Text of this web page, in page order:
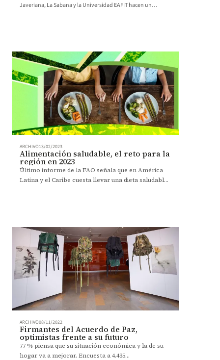
Javeriana, La Sabana y la Universidad EAFIT hacen un
ARCHIVO13/02/2023
Alimentación saludable, el reto para la
región en 2023
Último informe de la FAO señala que en América
Latina y el Caribe cuesta llevar una dieta saludable.
ARCHIVO08/11/2022
Firmantes del Acuerdo de Paz,
optimistas frente a su futuro
77 % piensa que su situación económica y la de su
hogar va a mejorar. Encuesta a 4.435